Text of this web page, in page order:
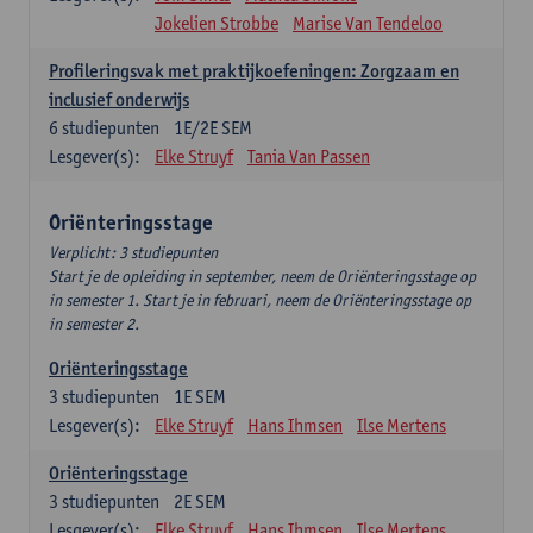
Jokelien Strobbe
Marise Van Tendeloo
Profileringsvak met praktijkoefeningen: Zorgzaam en
inclusief onderwijs
1E/2E SEM
6 studiepunten
Lesgever(s):
Elke Struyf Tania Van Passen
Oriënteringsstage
Verplicht: 3 studiepunten
Start je de opleiding in september, neem de Oriënteringsstage op
in semester 1. Start je in februari, neem de Oriënteringsstage op
in semester 2.
Oriënteringsstage
1E SEM
3 studiepunten
Lesgever(s):
Elke Struyf Hans Ihmsen Ilse Mertens
Oriënteringsstage
2E SEM
3 studiepunten